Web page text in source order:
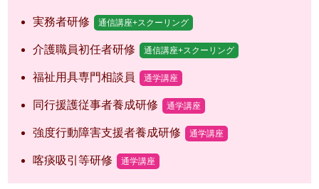
実務者研修 通信講座+スクーリング
介護職員初任者研修 通信講座+スクーリング
福祉用具専門相談員 通学講座
同行援護従事者養成研修 通学講座
強度行動障害支援者養成研修 通学講座
喀痰吸引等研修 通学講座